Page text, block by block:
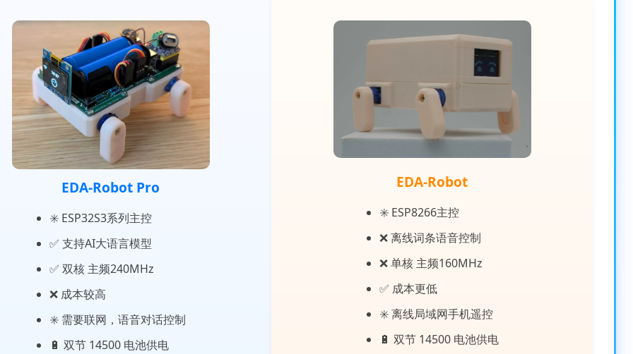
EDA-Robot Pro
✳️ ESP32S3系列主控
✅ 支持AI大语言模型
✅ 双核 主频240MHz
❌ 成本较高
✳️ 需要联网，语音对话控制
🔋 双节 14500 电池供电
EDA-Robot
✳️ ESP8266主控
❌ 离线词条语音控制
❌ 单核 主频160MHz
✅ 成本更低
✳️ 离线局域网手机遥控
🔋 双节 14500 电池供电